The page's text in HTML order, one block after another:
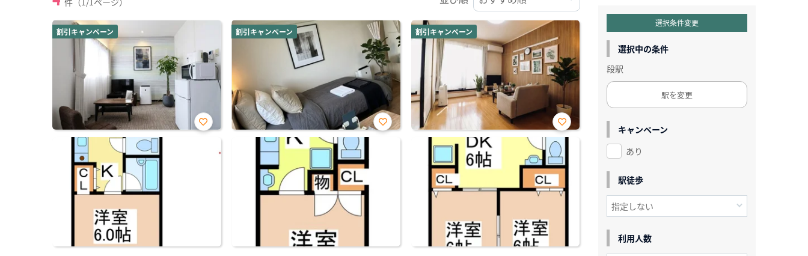
割引キャンペーン
お気
割引キャンペーン
お気
割引キャンペーン
お気
に入
り登
録
選択条件変更
選択中の条件
段駅
駅を変更
キャンペーン
あり
駅徒歩
利用人数